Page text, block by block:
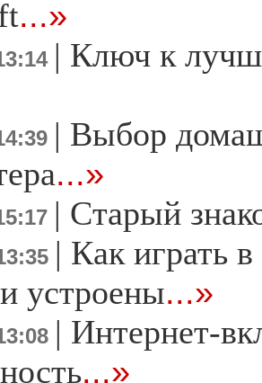
...»
| Ключ к
| Выбор
...»
| Старый
| Как играть
устроены...»
| Интернет-
...»